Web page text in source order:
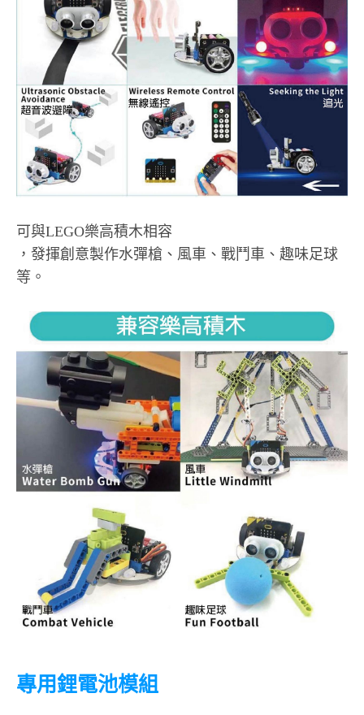
可與LEGO樂高積木相容
，發揮創意製作水彈槍、風車、戰鬥車、趣味足球
等。
專用鋰電池模組